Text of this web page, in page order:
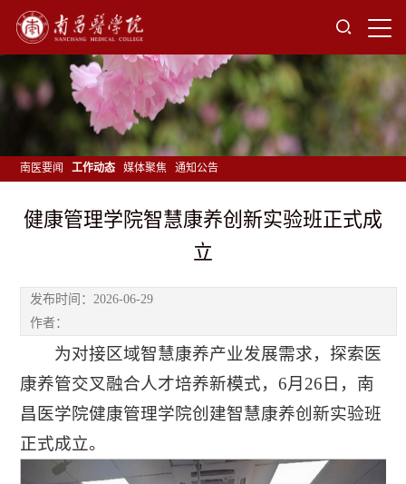
南医要闻 工作动态 媒体聚焦 通知公告
健康管理学院智慧康养创新实验班正式成
立
发布时间：2026-06-29
作者：
为对接区域智慧康养产业发展需求，探索医
康养管交叉融合人才培养新模式，6月26日，南
昌医学院健康管理学院创建智慧康养创新实验班
正式成立。